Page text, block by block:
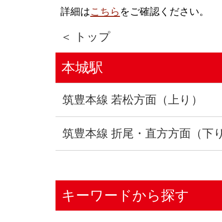
詳細はこちら をご確認ください。
＜ トップ
本城駅
筑豊本線 若松方面（上り）
筑豊本線 折尾・直方方面（下
キーワードから探す